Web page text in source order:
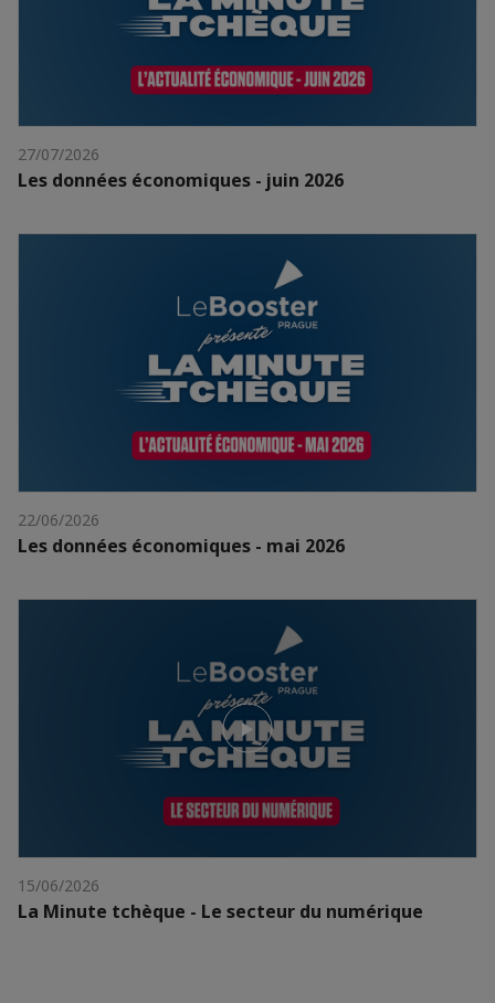
27/07/2026
Les données économiques - juin 2026
22/06/2026
Les données économiques - mai 2026
15/06/2026
La Minute tchèque - Le secteur du numérique